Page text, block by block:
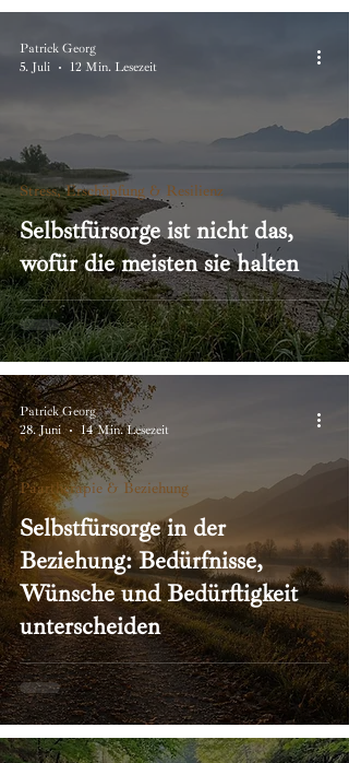
Selbstfürsorge ist nicht das,
wofür die meisten sie halten
Stress, Erschöpfung & Resilienz
Patrick Georg
5. Juli
12 Min. Lesezeit
Selbstfürsorge in der
Beziehung: Bedürfnisse,
Wünsche und Bedürftigkeit
unterscheiden
Paartherapie & Beziehung
Patrick Georg
28. Juni
14 Min. Lesezeit